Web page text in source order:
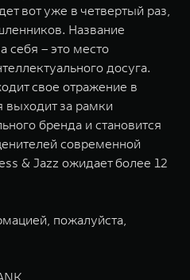
вот уже в четвертый раз,
Название
себя – это место
досуга.
свое отражение в
выходит за рамки
бренда и становится
современной
& Jazz ожидает более 12
пожалуйста,